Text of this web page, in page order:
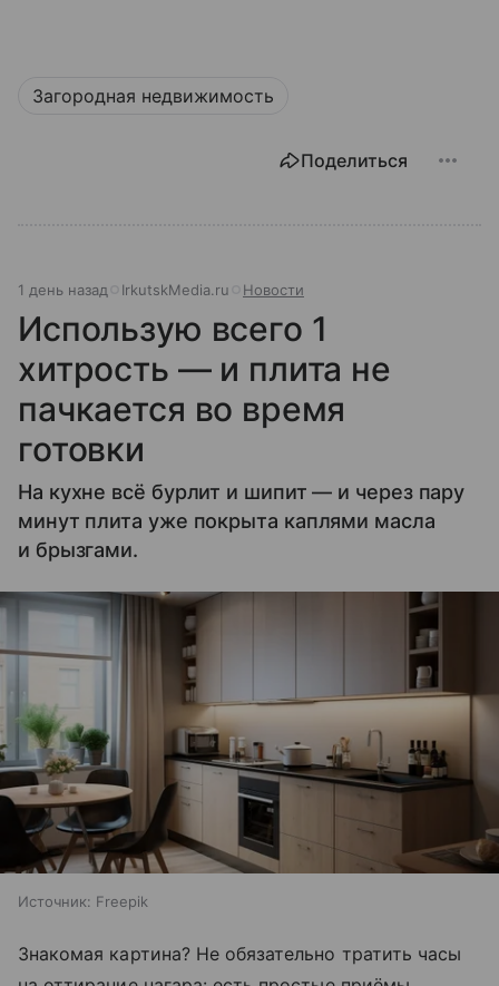
Загородная недвижимость
Поделиться
1 день назад IrkutskMedia.ru Новости
Использую всего 1
хитрость — и плита не
пачкается во время
готовки
На кухне всё бурлит и шипит — и через пару
минут плита уже покрыта каплями масла
и брызгами.
Источник: Freepik
Знакомая картина? Не обязательно тратить часы